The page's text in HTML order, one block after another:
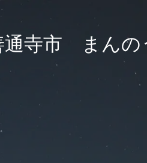
通寺市 まん